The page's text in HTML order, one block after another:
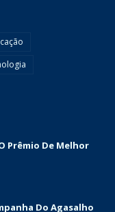
Prêmio De Melhor
Do Agasalho